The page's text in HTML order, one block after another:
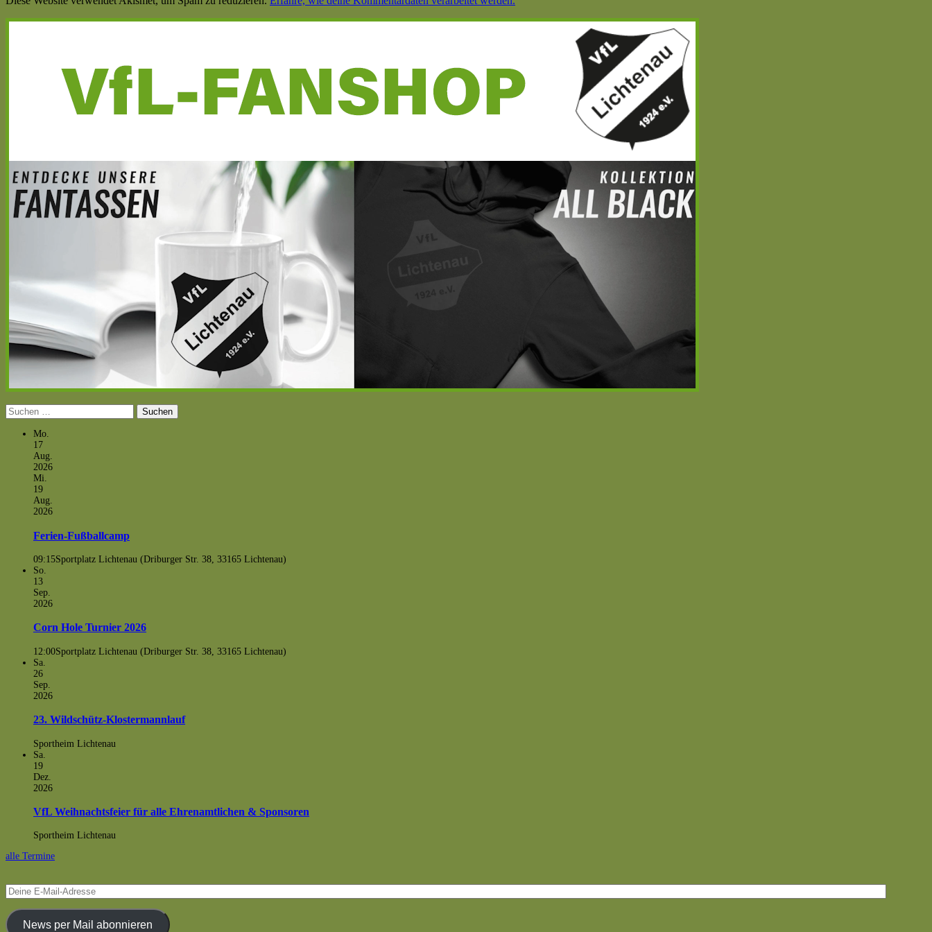
Haupt-
Suchen
nach:
Mo.
17
Aug.
2026
Mi.
19
Aug.
2026
Ferien-Fußballcamp
09:15Sportplatz Lichtenau (Driburger Str. 38, 33165 Lichtenau)
So.
13
Sep.
2026
Corn Hole Turnier 2026
12:00Sportplatz Lichtenau (Driburger Str. 38, 33165 Lichtenau)
Sa.
26
Sep.
2026
23. Wildschütz-Klostermannlauf
Sportheim Lichtenau
Sa.
19
Dez.
2026
VfL Weihnachtsfeier für alle Ehrenamtlichen & Sponsoren
Sportheim Lichtenau
alle Termine
Deine
E-
Mail-
AdresseNews per Mail abonnieren